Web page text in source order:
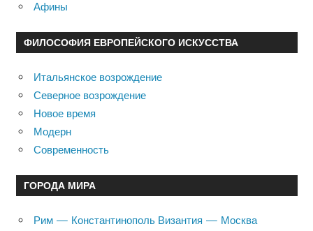
Афины
ФИЛОСОФИЯ ЕВРОПЕЙСКОГО ИСКУССТВА
Итальянское возрождение
Северное возрождение
Новое время
Модерн
Современность
ГОРОДА МИРА
Рим — Константинополь Византия — Москва